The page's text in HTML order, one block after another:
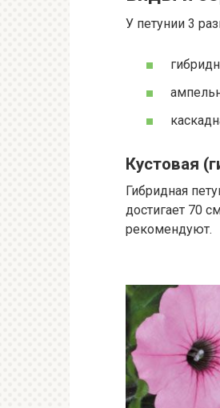
У петунии 3
Кустовая
Гибридная
достигает 70
рекомендуют.